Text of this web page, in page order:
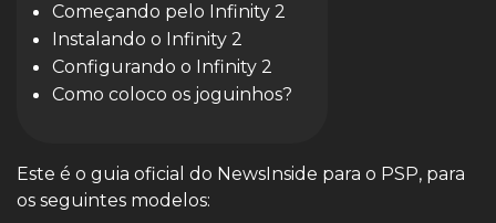
Começando pelo Infinity 2
Instalando o Infinity 2
Configurando o Infinity 2
Como coloco os joguinhos?
Este é o guia oficial do NewsInside para o PSP, para
os seguintes modelos: